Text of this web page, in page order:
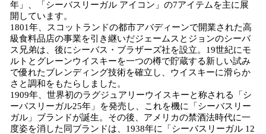
年」、「シーバスリーガル アイコン」の7アイテムを主に展
開しています。
1801年、スコットランドの都市アバディーンで開業された高
級食料品店の事業を引き継いだジェームスとジョンのシーバ
ス兄弟は、後にシーバス・ブラザーズ社を設立。19世紀にモ
ルトとグレーンウイスキーを一つの樽で貯蔵する新しい試み
で優れたブレンディング技術を確立し、ウイスキーに滑らか
さと調和をもたらしました。
1909年、世界初のラグジュアリーウイスキーと称される「シ
ーバスリーガル25年」を発売し、これを機に「シーバスリー
ガル」ブランドが誕生。その後、アメリカの禁酒法時代に一
度姿を消した同ブランドは、1938年に「シーバスリーガル 12